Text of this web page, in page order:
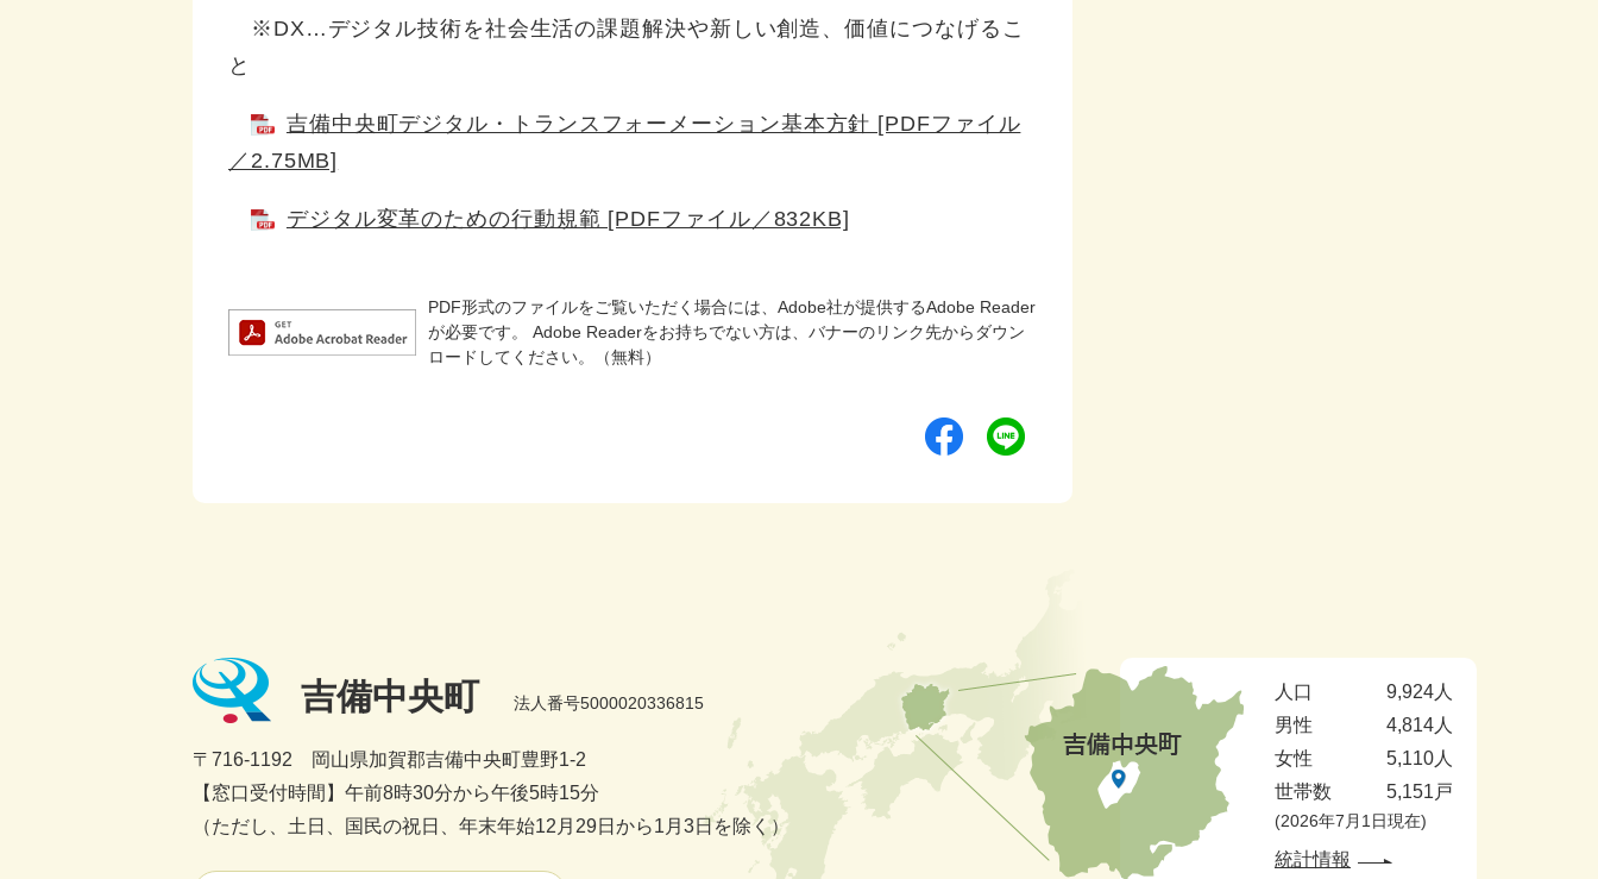
※DX…デジタル技術を社会生活の課題解決や新しい創造、価値につなげるこ
と
吉備中央町デジタル・トランスフォーメーション基本方針 [PDFファイル
／2.75MB]
デジタル変革のための行動規範 [PDFファイル／832KB]
PDF形式のファイルをご覧いただく場合には、Adobe社が提供するAdobe Reader
が必要です。
Adobe Readerをお持ちでない方は、バナーのリンク先からダウン
ロードしてください。（無料）
吉備中央町 法人番号5000020336815
〒716-1192 岡山県加賀郡吉備中央町豊野1-2
【窓口受付時間】午前8時30分から午後5時15分
（ただし、土日、国民の祝日、年末年始12月29日から1月3日を除く）
人口
9,924人
男性
4,814人
女性
5,110人
世帯数
5,151戸
2026年7月1日現在
統計情報